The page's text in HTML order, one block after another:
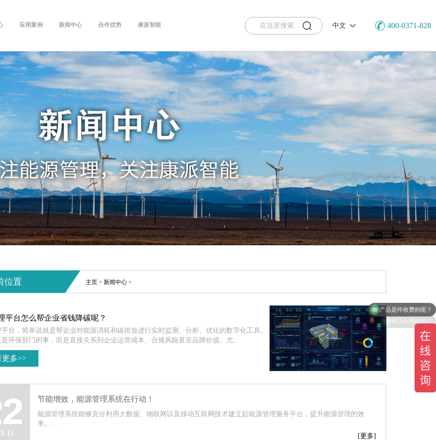
应用案例 新闻中心 合作优势 康派智能 中文 400-0371-828
位置 主页> 新闻中心>
平台怎么帮企业省钱降碳呢？
台，简单说就是帮企业对能源消耗和碳排放进行实时监测、分析、优化的数字化工具。
环保部门的事，而是直接关系到企业运营成本、合规风险甚至品牌价值。尤...
更多>>
12
节能增效，能源管理系统在行动！
能源管理系统能够充分利用大数据、物联网以及移动互联网技术建立起能源管理服务平台，提升能源管理的效
率。...
[更多]
产品是咋收费的呢？
有演示系统吗？